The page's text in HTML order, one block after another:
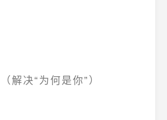
（解决“为何是你”）